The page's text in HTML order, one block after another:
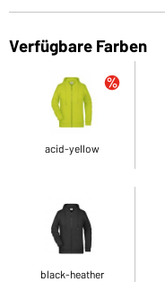
Verfügbare Farben
acid-yellow
black-heather